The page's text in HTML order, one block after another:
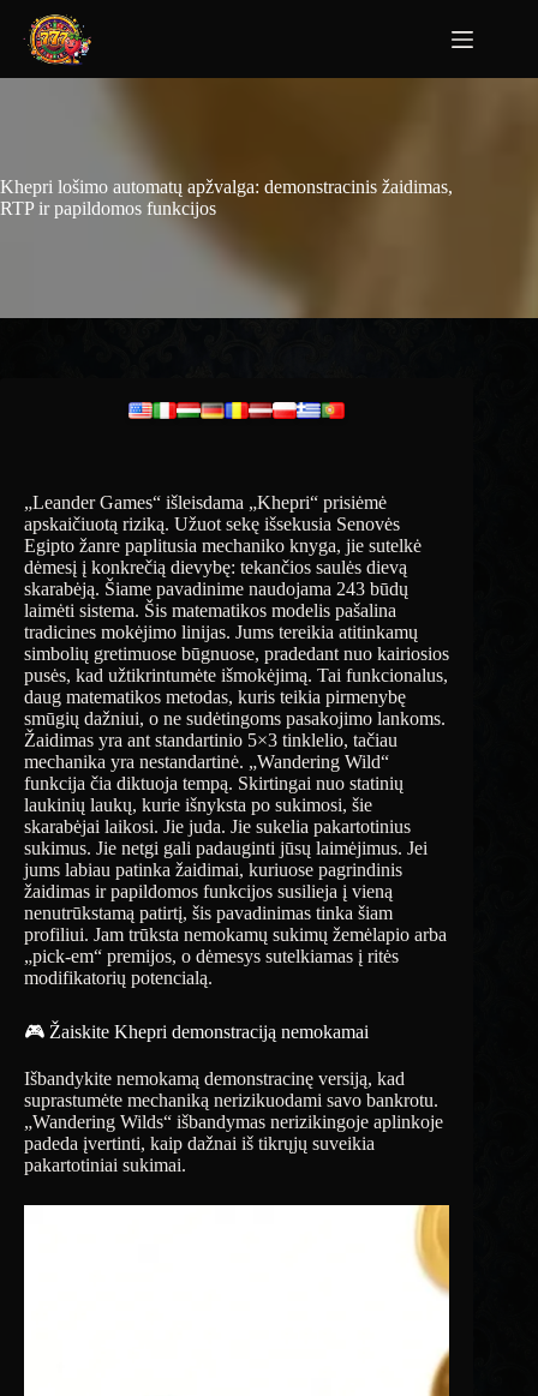
Khepri lošimo automatų apžvalga: demonstracinis žaidimas,
RTP ir papildomos funkcijos
„Leander Games“ išleisdama „Khepri“ prisiėmė
apskaičiuotą riziką. Užuot sekę išsekusia Senovės
Egipto žanre paplitusia mechaniko knyga, jie sutelkė
dėmesį į konkrečią dievybę: tekančios saulės dievą
skarabėją. Šiame pavadinime naudojama 243 būdų
laimėti sistema. Šis matematikos modelis pašalina
tradicines mokėjimo linijas. Jums tereikia atitinkamų
simbolių gretimuose būgnuose, pradedant nuo kairiosios
pusės, kad užtikrintumėte išmokėjimą. Tai funkcionalus,
daug matematikos metodas, kuris teikia pirmenybę
smūgių dažniui, o ne sudėtingoms pasakojimo lankoms.
Žaidimas yra ant standartinio 5×3 tinklelio, tačiau
mechanika yra nestandartinė. „Wandering Wild“
funkcija čia diktuoja tempą. Skirtingai nuo statinių
laukinių laukų, kurie išnyksta po sukimosi, šie
skarabėjai laikosi. Jie juda. Jie sukelia pakartotinius
sukimus. Jie netgi gali padauginti jūsų laimėjimus. Jei
jums labiau patinka žaidimai, kuriuose pagrindinis
žaidimas ir papildomos funkcijos susilieja į vieną
nenutrūkstamą patirtį, šis pavadinimas tinka šiam
profiliui. Jam trūksta nemokamų sukimų žemėlapio arba
„pick-em“ premijos, o dėmesys sutelkiamas į ritės
modifikatorių potencialą.
🎮 Žaiskite Khepri demonstraciją nemokamai
Išbandykite nemokamą demonstracinę versiją, kad
suprastumėte mechaniką nerizikuodami savo bankrotu.
„Wandering Wilds“ išbandymas nerizikingoje aplinkoje
padeda įvertinti, kaip dažnai iš tikrųjų suveikia
pakartotiniai sukimai.